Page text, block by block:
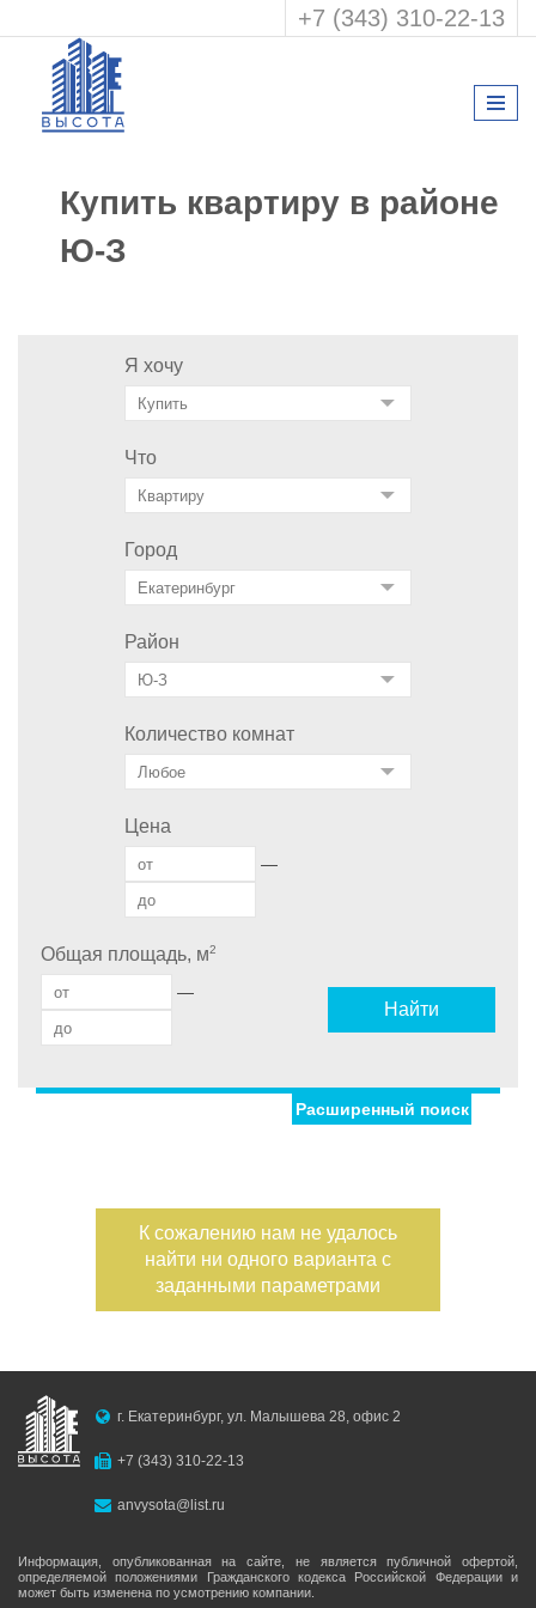
+7 (343) 310-22-13
Купить квартиру в районе
Ю-З
Я хочу
Что
Город
Район
Количество комнат
Цена
—
Общая площадь, м2
—
Найти
Дом
Жилая площадь
Площадь кухни
—
Балконов
—
Расширенный поиск
К сожалению нам не удалось
найти ни одного варианта с
заданными параметрами
г. Екатеринбург, ул. Малышева 28, офис 2
+7 (343) 310-22-13
anvysota@list.ru
Информация, опубликованная на сайте, не является публичной офертой,
определяемой положениями Гражданского кодекса Российской Федерации и
может быть изменена по усмотрению компании.